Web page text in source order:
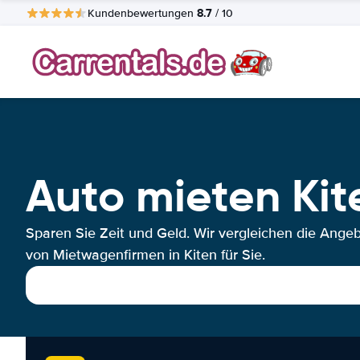
Kundenbewertungen 8.7 / 10
Auto mieten
Sparen Sie Zeit und Geld. Wir vergleichen die
von Mietwagenfirmen in Kiten für Sie.